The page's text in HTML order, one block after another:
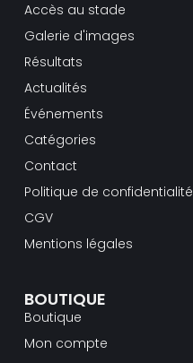
Accès au stade
Galerie d'images
Résultats
Actualités
Événements
Catégories
Contact
Politique de confidentialité
CGV
Mentions légales
BOUTIQUE
Boutique
Mon compte